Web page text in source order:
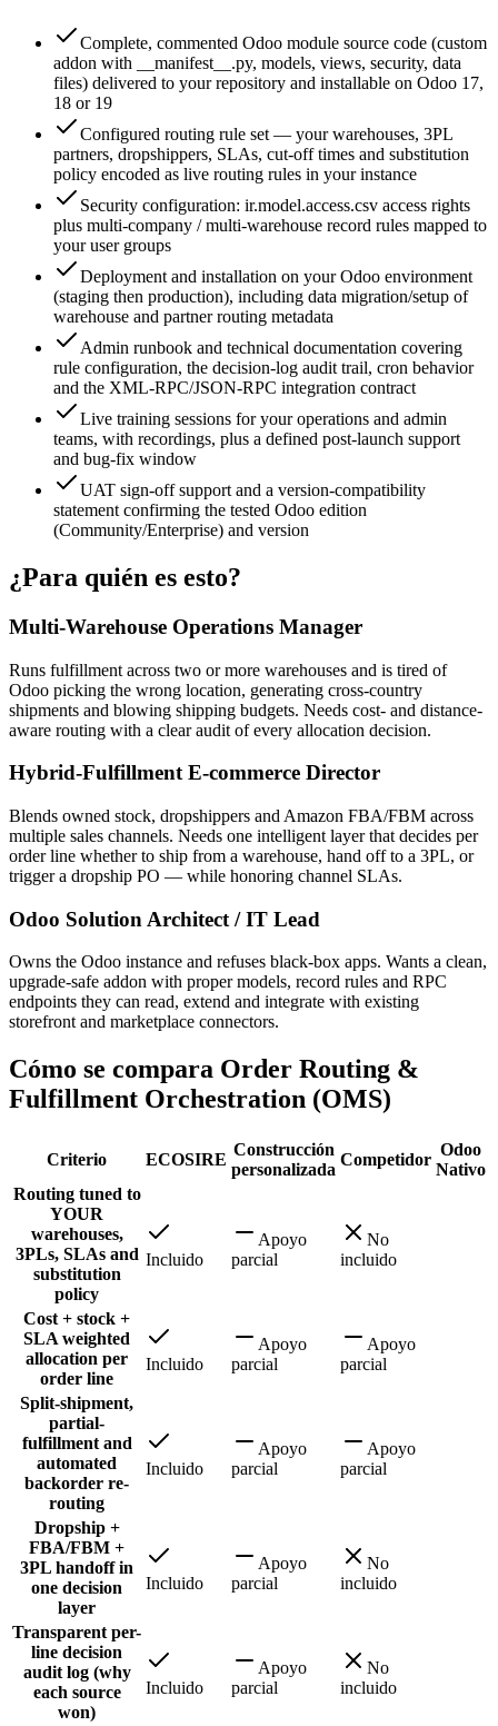
Complete, commented Odoo module source code (custom
addon with __manifest__.py, models, views, security, data
files) delivered to your repository and installable on Odoo 17,
18 or 19
Configured routing rule set — your warehouses, 3PL
partners, dropshippers, SLAs, cut-off times and substitution
policy encoded as live routing rules in your instance
Security configuration: ir.model.access.csv access rights
plus multi-company / multi-warehouse record rules mapped to
your user groups
Deployment and installation on your Odoo environment
(staging then production), including data migration/setup of
warehouse and partner routing metadata
Admin runbook and technical documentation covering
rule configuration, the decision-log audit trail, cron behavior
and the XML-RPC/JSON-RPC integration contract
Live training sessions for your operations and admin
teams, with recordings, plus a defined post-launch support
and bug-fix window
UAT sign-off support and a version-compatibility
statement confirming the tested Odoo edition
(Community/Enterprise) and version
¿Para quién es esto?
Multi-Warehouse Operations Manager
Runs fulfillment across two or more warehouses and is tired of
Odoo picking the wrong location, generating cross-country
shipments and blowing shipping budgets. Needs cost- and distance-
aware routing with a clear audit of every allocation decision.
Hybrid-Fulfillment E-commerce Director
Blends owned stock, dropshippers and Amazon FBA/FBM across
multiple sales channels. Needs one intelligent layer that decides per
order line whether to ship from a warehouse, hand off to a 3PL, or
trigger a dropship PO — while honoring channel SLAs.
Odoo Solution Architect / IT Lead
Owns the Odoo instance and refuses black-box apps. Wants a clean,
upgrade-safe addon with proper models, record rules and RPC
endpoints they can read, extend and integrate with existing
storefront and marketplace connectors.
Cómo se compara Order Routing &
Fulfillment Orchestration (OMS)
Criterio ECOSIRE
Construcción
personalizada
Competidor
Odoo
Nativo
Routing tuned to
YOUR
warehouses,
3PLs, SLAs and
substitution
policy
Incluido
Apoyo
parcial
No
incluido
Cost + stock +
SLA weighted
allocation per
order line
Incluido
Apoyo
parcial
Apoyo
parcial
Split-shipment,
partial-
fulfillment and
automated
backorder re-
routing
Incluido
Apoyo
parcial
Apoyo
parcial
Dropship +
FBA/FBM +
3PL handoff in
one decision
layer
Incluido
Apoyo
parcial
No
incluido
Transparent per-
line decision
audit log (why
each source
won)
Incluido
Apoyo
parcial
No
incluido